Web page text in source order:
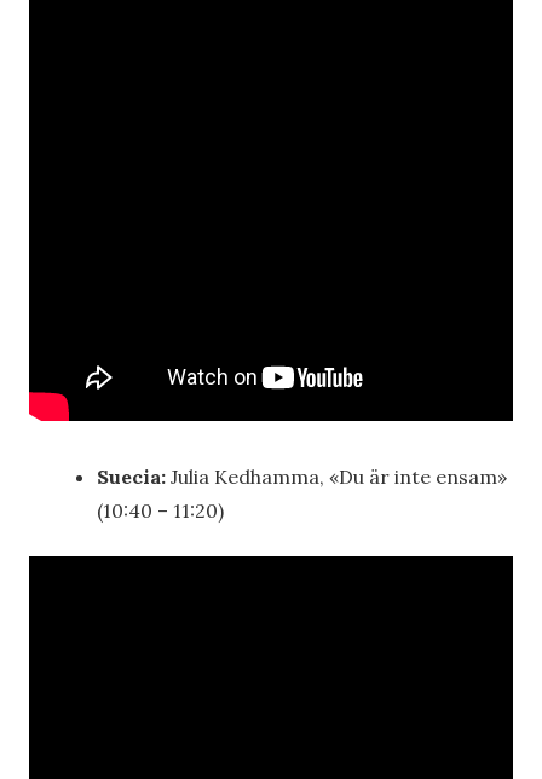
Suecia: Julia Kedhamma, «Du är inte ensam»
(10:40 – 11:20)